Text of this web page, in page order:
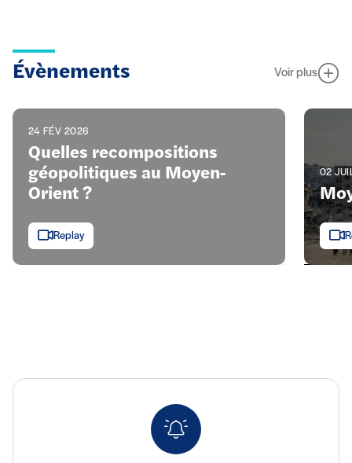
Évènements Voir plus
24 FÉV 2026
Quelles recompositions
géopolitiques au Moyen-
Orient ?
Replay
02